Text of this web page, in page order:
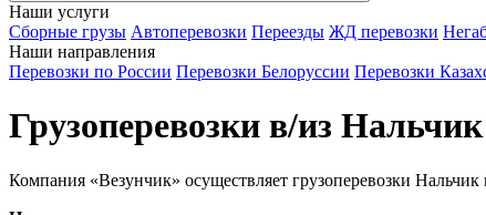
Наши услуги
Сборные грузы Автоперевозки Переезды ЖД перевозки
Наши направления
Перевозки по России Перевозки Белоруссии Перевозки
Грузоперевозки в/из Нальчик
Компания «Везунчик» осуществляет грузоперевозки